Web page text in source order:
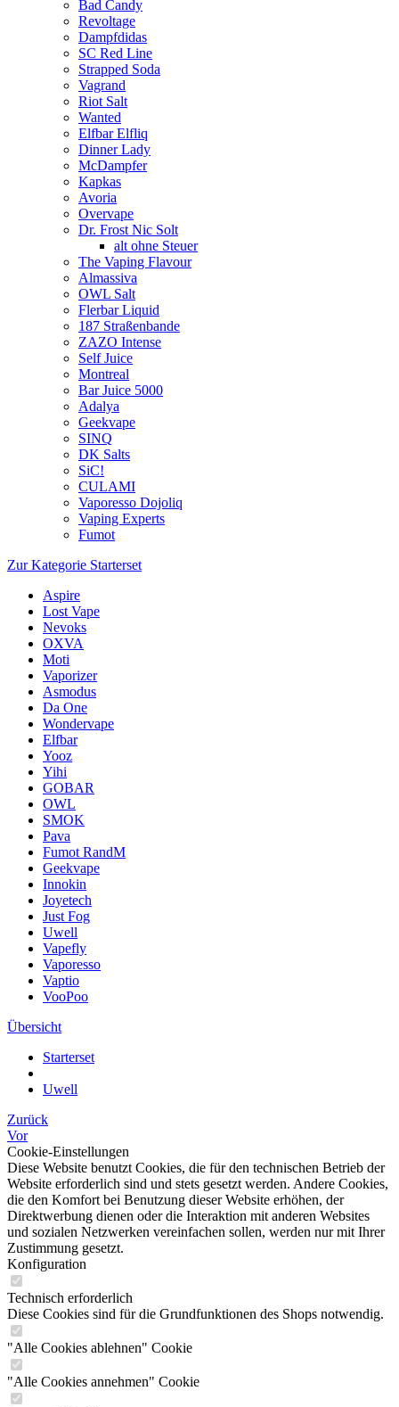
Bad Candy
Revoltage
Dampfdidas
SC Red Line
Strapped Soda
Vagrand
Riot Salt
Wanted
Elfbar Elfliq
Dinner Lady
McDampfer
Kapkas
Avoria
Overvape
Dr. Frost Nic Solt
alt ohne Steuer
The Vaping Flavour
Almassiva
OWL Salt
Flerbar Liquid
187 Straßenbande
ZAZO Intense
Self Juice
Montreal
Bar Juice 5000
Adalya
Geekvape
SINQ
DK Salts
SiC!
CULAMI
Vaporesso Dojoliq
Vaping Experts
Fumot
Zur Kategorie Starterset
Aspire
Lost Vape
Nevoks
OXVA
Moti
Vaporizer
Asmodus
Da One
Wondervape
Elfbar
Yooz
Yihi
GOBAR
OWL
SMOK
Pava
Fumot RandM
Geekvape
Innokin
Joyetech
Just Fog
Uwell
Vapefly
Vaporesso
Vaptio
VooPoo
Übersicht
Starterset
Uwell
Zurück
Vor
Cookie-Einstellungen
Diese Website benutzt Cookies, die für den technischen Betrieb der
Website erforderlich sind und stets gesetzt werden. Andere Cookies,
die den Komfort bei Benutzung dieser Website erhöhen, der
Direktwerbung dienen oder die Interaktion mit anderen Websites
und sozialen Netzwerken vereinfachen sollen, werden nur mit Ihrer
Zustimmung gesetzt.
Konfiguration
Technisch erforderlich
Diese Cookies sind für die Grundfunktionen des Shops notwendig.
"Alle Cookies ablehnen" Cookie
"Alle Cookies annehmen" Cookie